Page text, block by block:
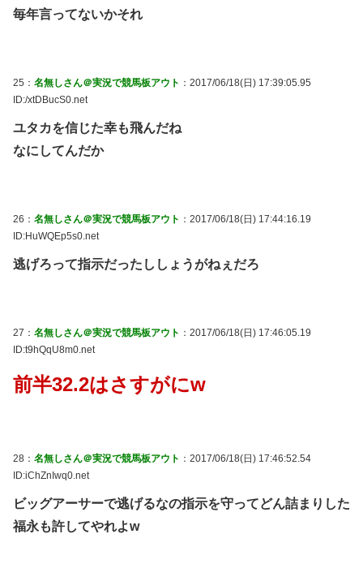
毎年言ってないかそれ
25： 名無しさん＠実況で競馬板アウト ：2017/06/18(日) 17:39:05.95
ID:/xtDBucS0.net
ユタカを信じた幸も飛んだね
なにしてんだか
26： 名無しさん＠実況で競馬板アウト ：2017/06/18(日) 17:44:16.19
ID:HuWQEp5s0.net
逃げろって指示だったししょうがねぇだろ
27： 名無しさん＠実況で競馬板アウト ：2017/06/18(日) 17:46:05.19
ID:t9hQqU8m0.net
前半32.2はさすがにw
28： 名無しさん＠実況で競馬板アウト ：2017/06/18(日) 17:46:52.54
ID:iChZnIwq0.net
ビッグアーサーで逃げるなの指示を守ってどん詰まりした
福永も許してやれよw